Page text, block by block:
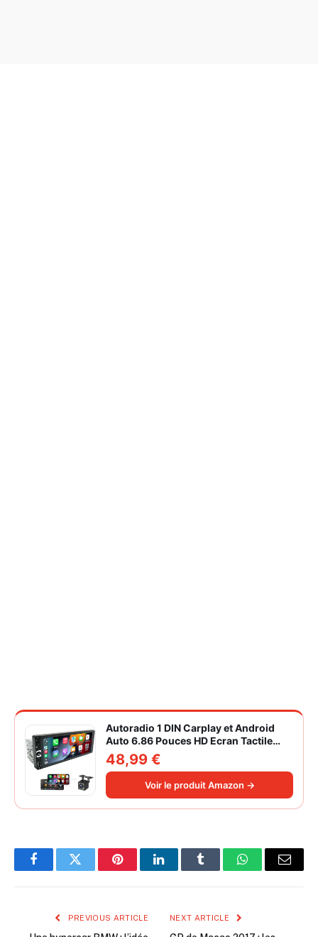
Autoradio 1 DIN Carplay et Android
Auto 6.86 Pouces HD Ecran Tactile
Poste Radio Voiture Soutien Lien
Miroir iOS/Android/Radio FM/USB/EQ
Autoradio Bluetooth Caméra de Recul
48,99 €
Voir le produit Amazon →
FacebookTwitter PinterestLinkedInTumblr WhatsAppEmail
PREVIOUS ARTICLE NEXT ARTICLE